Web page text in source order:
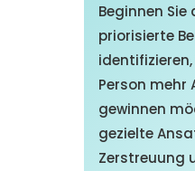
Beginnen
priorisierte
Person mehr
gewinnen
gezielte
Zerstreuung